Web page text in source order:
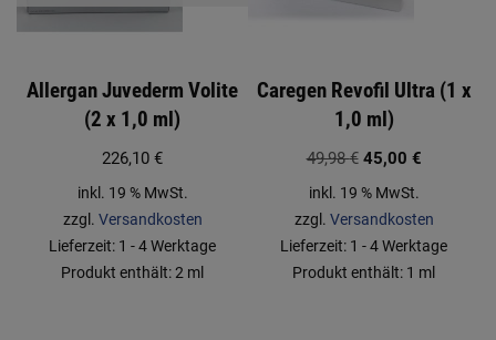
Allergan Juvederm Volite
(2 x 1,0 ml)
226,10 €
inkl. 19 % MwSt.
zzgl. Versandkosten
Lieferzeit: 1 - 4 Werktage
Produkt enthält: 2 ml
Caregen Revofil Ultra (1 x
1,0 ml)
49,98€ 45,00 €
inkl. 19 % MwSt.
zzgl. Versandkosten
Lieferzeit: 1 - 4 Werktage
Produkt enthält: 1 ml